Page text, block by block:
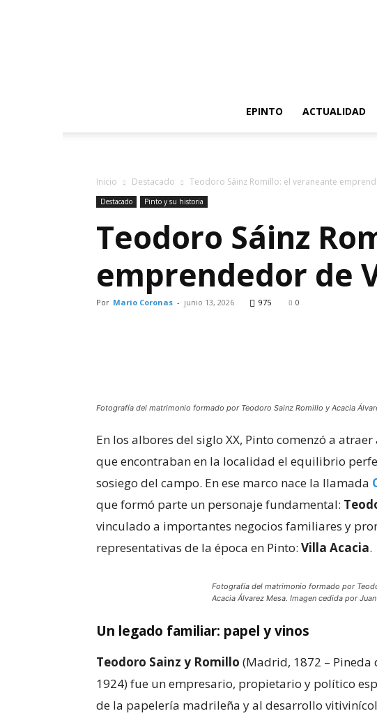
EPINTO
ACTUALIDAD
Inicio Destacado Teodoro Sáinz Romillo: el veraneante
Destacado Pinto y su historia
Teodoro Sáinz
emprendedor de
Por Mario Coronas - junio 13, 2026 975 0
Fotografía del matrimonio formado por Teodoro Sainz Romillo y Acacia
En los albores del siglo XX, Pinto comenzó a
que encontraban en la localidad el equilibrio
sosiego del campo. En ese marco nace la llamada
que formó parte un personaje fundamental:
vinculado a importantes negocios familiares y
representativas de la época en Pinto: Villa Acacia.
Fotografía del matrimonio formado por
Acacia Álvarez Mesa. Imagen cedida por
Un legado familiar: papel y vinos
Teodoro Sainz y Romillo (Madrid, 1872 – Pineda
1924) fue un empresario, propietario y político
de la papelería madrileña y al desarrollo